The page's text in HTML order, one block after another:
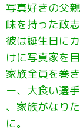
写真好きの父
味を持った政志
彼は誕生日に
けに写真家を目
家族全員を巻
ー、大食い選
、家族がなり
に。